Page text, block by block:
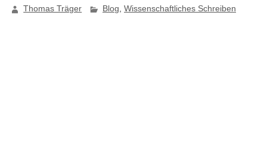
Thomas Träger Blog,Wissenschaftliches Schreiben